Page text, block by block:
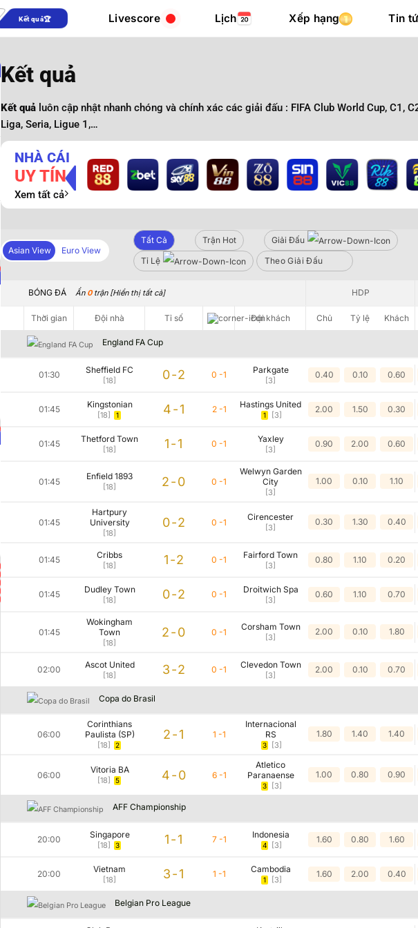
Kết quả Livescore Lịch Xếp hạng Tin
Kết quả
Kết quả luôn cập nhật nhanh chóng và chính xác các giải đấu : FIFA Club World Cup, C1,
Liga, Seria, Ligue 1,…
NHÀ CÁI
UY TÍN
Xem tất cả
Asian View Euro View
Tất Cả Trận Hot
Giải Đấu
Tỉ Lệ
Theo Giải Đấu
BÓNG ĐÁ Ẩn 0trận [Hiển thị tất cả] HDP
Thời gian Đội nhà Tỉ số Đội khách Chủ Tỷ lệ Khách
England FA Cup
01:30 Sheffield FC
[18] 0-2 0 -1 Parkgate
[3]
0.40 0.10 0.60
01:45 Kingstonian
[18] 1 4-1 2 -1 Hastings United
1 [3]
2.00 1.50 0.30
01:45 Thetford Town
[18] 1-1 0 -1 Yaxley
[3]
0.90 2.00 0.60
01:45
Enfield 1893
[18] 2-0 0 -1
Welwyn Garden
City
[3]
1.00 0.10 1.10
01:45
Hartpury
University
[18]
0-2 0 -1
Cirencester
[3]
0.30 1.30 0.40
01:45 Cribbs
[18] 1-2 0 -1 Fairford Town
[3]
0.80 1.10 0.20
01:45 Dudley Town
[18] 0-2 0 -1 Droitwich Spa
[3]
0.60 1.10 0.70
01:45
Wokingham
Town
[18]
2-0 0 -1
Corsham Town
[3]
2.00 0.10 1.80
02:00 Ascot United
[18] 3-2 0 -1 Clevedon Town
[3]
2.00 0.10 0.70
Copa do Brasil
06:00
Corinthians
Paulista (SP)
[18] 2
2-1 1 -1
Internacional
RS
3 [3]
1.80 1.40 1.40
06:00
Vitoria BA
[18] 5 4-0 6 -1
Atletico
Paranaense
3 [3]
1.00 0.80 0.90
AFF Championship
20:00 Singapore
[18] 3 1-1 7 -1 Indonesia
4 [3]
1.60 0.80 1.60
20:00 Vietnam
[18] 3-1 1 -1 Cambodia
1 [3]
1.60 2.00 0.40
Belgian Pro League
Asian View Euro View
Tất Cả Trận Hot
Giải Đấu
Tỷ Lệ
Theo Giải Đấu
BÓNG ĐÁ Ẩn0trận [Hiển thị tất cả] HDP
Thời gian Ngày Đội nhà Đội khách Chủ Tỷ lệ Khách
Không có dữ liệu vui lòng chọn bộ lọc khác